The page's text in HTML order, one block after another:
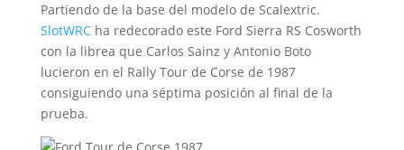
Partiendo de la base del modelo de Scalextric.
SlotWRCha redecorado este Ford Sierra RS Cosworth
con la librea que Carlos Sainz y Antonio Boto
lucieron en el Rally Tour de Corse de 1987
consiguiendo una séptima posición al final de la
prueba.